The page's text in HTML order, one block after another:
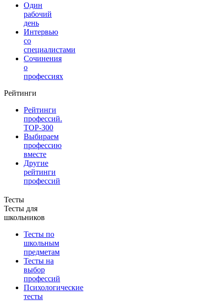
Один
рабочий
день
Интервью
со
специалистами
Сочинения
о
профессиях
Рейтинги
Рейтинги
профессий.
TOP-300
Выбираем
профессию
вместе
Другие
рейтинги
профессий
Тесты
Тесты для
школьников
Тесты по
школьным
предметам
Тесты на
выбор
профессий
Психологические
тесты